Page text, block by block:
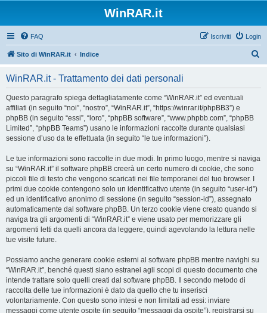
WinRAR.it
FAQ Login
Iscriviti
Sito di WinRAR.it Indice
WinRAR.it - Trattamento dei dati personali
Questo paragrafo spiega dettagliatamente come “WinRAR.it” ed eventuali
affiliati (in seguito “noi”, “nostro”, “WinRAR.it”, “https://winrar.it/phpBB3”) e
phpBB (in seguito “essi”, “loro”, “phpBB software”, “www.phpbb.com”, “phpBB
Limited”, “phpBB Teams”) usano le informazioni raccolte durante qualsiasi
sessione d’uso da te effettuata (in seguito “le tue informazioni”).
Le tue informazioni sono raccolte in due modi. In primo luogo, mentre si naviga
su “WinRAR.it” il software phpBB creerà un certo numero di cookie, che sono
piccoli file di testo che vengono scaricati nei file temporanei del tuo browser. I
primi due cookie contengono solo un identificativo utente (in seguito “user-id”)
ed un identificativo anonimo di sessione (in seguito “session-id”), assegnato
automaticamente dal software phpBB. Un terzo cookie viene creato quando si
naviga tra gli argomenti di “WinRAR.it” e viene usato per memorizzare gli
argomenti letti da quelli ancora da leggere, quindi agevolando la lettura nelle
tue visite future.
Possiamo anche generare cookie esterni al software phpBB mentre navighi su
“WinRAR.it”, benché questi siano estranei agli scopi di questo documento che
intende trattare solo quelli creati dal software phpBB. Il secondo metodo di
raccolta delle tue informazioni è dato da quello che tu inserisci
volontariamente. Con questo sono intesi e non limitati ad essi: inviare
messaggi come utente ospite (in seguito “messaggi da ospite”), registrarsi su